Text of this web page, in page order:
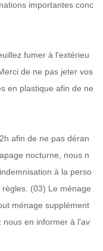
importantes conc
fumer à l'extérieu
de ne pas jeter vos
en plastique afin de ne
afin de ne pas déran
nocturne, nous n
à la perso
(03) Le ménage
ménage supplément
nous en informer à l'av